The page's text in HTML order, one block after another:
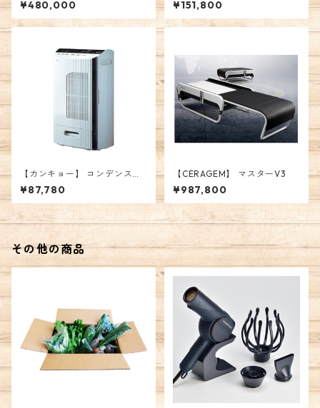
¥480,000 ¥151,800
【カンキョー】 コンデンス除
湿機
¥87,780
【CERAGEM】 マスターV3
¥987,800
その他の商品